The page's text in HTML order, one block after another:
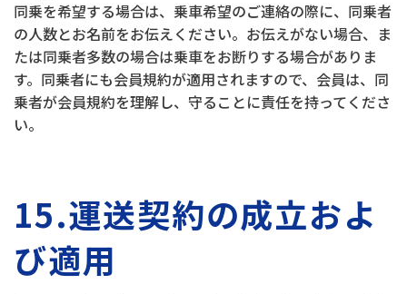
同乗を希望する場合は、乗車希望のご連絡の際に、同乗者
の人数とお名前をお伝えください。お伝えがない場合、ま
たは同乗者多数の場合は乗車をお断りする場合がありま
す。同乗者にも会員規約が適用されますので、会員は、同
乗者が会員規約を理解し、守ることに責任を持ってくださ
い。
15.運送契約の成立およ
び適用